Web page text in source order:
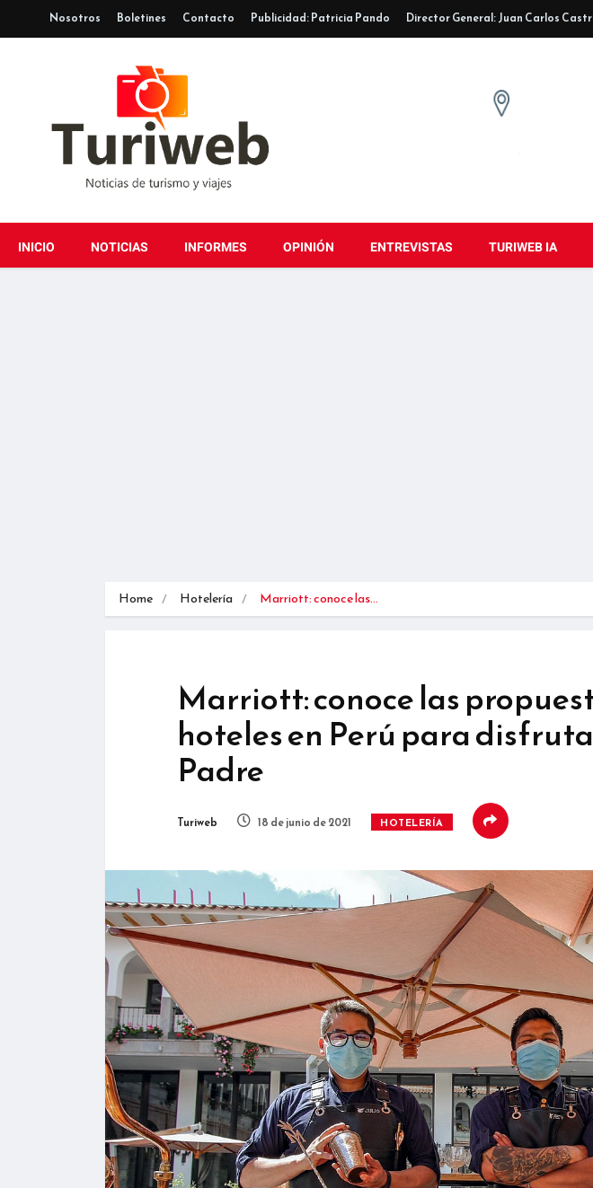
Nosotros Boletines Contacto Publicidad: Patricia Pando Director General: Juan Carlos
INICIO NOTICIAS INFORMES OPINIÓN ENTREVISTAS TURIWEB IA
Home Hotelería Marriott: conoce las…
Marriott: conoce las
hoteles en Perú para
Padre
Turiweb 18 de junio de 2021 HOTELERÍA